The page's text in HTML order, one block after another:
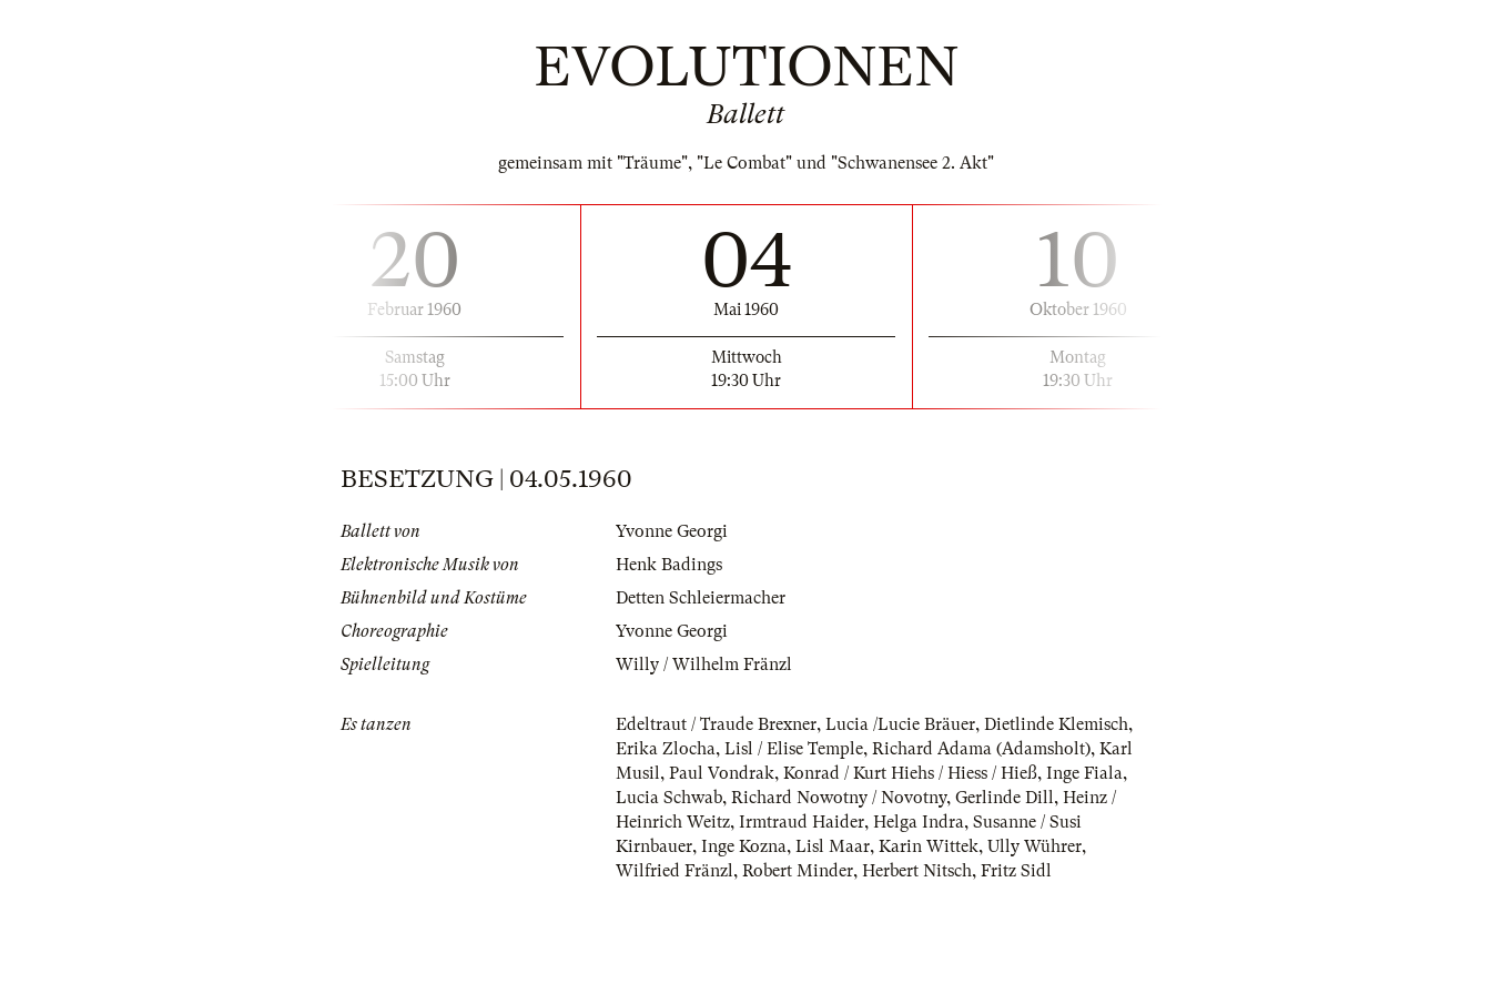
EVOLUTIONEN
Ballett
gemeinsam mit "Träume", "Le Combat" und "Schwanensee 2. Akt"
20
Februar 1960
Samstag
15:00 Uhr
04
Mai 1960
Mittwoch
19:30 Uhr
10
Oktober 1960
Montag
19:30 Uhr
BESETZUNG | 04.05.1960
Ballett von
Yvonne Georgi
Elektronische Musik von
Henk Badings
Bühnenbild und Kostüme
Detten Schleiermacher
Choreographie
Yvonne Georgi
Spielleitung
Willy / Wilhelm Fränzl
Es tanzen Edeltraut / Traude Brexner, Lucia /Lucie Bräuer, Dietlinde Klemisch,
Erika Zlocha, Lisl / Elise Temple, Richard Adama (Adamsholt), Karl
Musil, Paul Vondrak, Konrad / Kurt Hiehs / Hiess / Hieß, Inge Fiala,
Lucia Schwab, Richard Nowotny / Novotny, Gerlinde Dill, Heinz /
Heinrich Weitz, Irmtraud Haider, Helga Indra, Susanne / Susi
Kirnbauer, Inge Kozna, Lisl Maar, Karin Wittek, Ully Wührer,
Wilfried Fränzl, Robert Minder, Herbert Nitsch, Fritz Sidl